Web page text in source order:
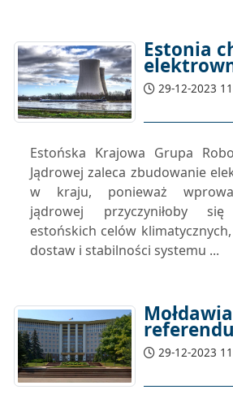
Estonia
29-12-2023
Estońska Krajowa Grupa
Jądrowej zaleca zbudowanie
w kraju, ponieważ
jądrowej przyczyniłoby
estońskich celów
dostaw i stabilności systemu ...
29-12-2023